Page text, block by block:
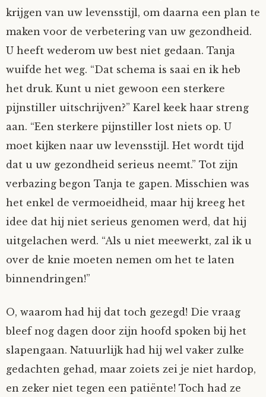
krijgen van uw levensstijl, om daarna een plan te
maken voor de verbetering van uw gezondheid.
U heeft wederom uw best niet gedaan. Tanja
wuifde het weg. “Dat schema is saai en ik heb
het druk. Kunt u niet gewoon een sterkere
pijnstiller uitschrijven?” Karel keek haar streng
aan. “Een sterkere pijnstiller lost niets op. U
moet kijken naar uw levensstijl. Het wordt tijd
dat u uw gezondheid serieus neemt.” Tot zijn
verbazing begon Tanja te gapen. Misschien was
het enkel de vermoeidheid, maar hij kreeg het
idee dat hij niet serieus genomen werd, dat hij
uitgelachen werd. “Als u niet meewerkt, zal ik u
over de knie moeten nemen om het te laten
binnendringen!”
O, waarom had hij dat toch gezegd! Die vraag
bleef nog dagen door zijn hoofd spoken bij het
slapengaan. Natuurlijk had hij wel vaker zulke
gedachten gehad, maar zoiets zei je niet hardop,
en zeker niet tegen een patiënte! Toch had ze